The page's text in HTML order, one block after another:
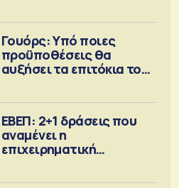
Γουόρς: Υπό ποιες
προϋποθέσεις θα
αυξήσει τα επιτόκια τον
ΕΒΕΠ: 2+1 δράσεις που
αναμένει η
επιχειρηματική